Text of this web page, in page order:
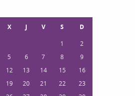
X J V S
D
1
2
5 6 7 8
9
12 13 14 15
16
19 20 21 22
23